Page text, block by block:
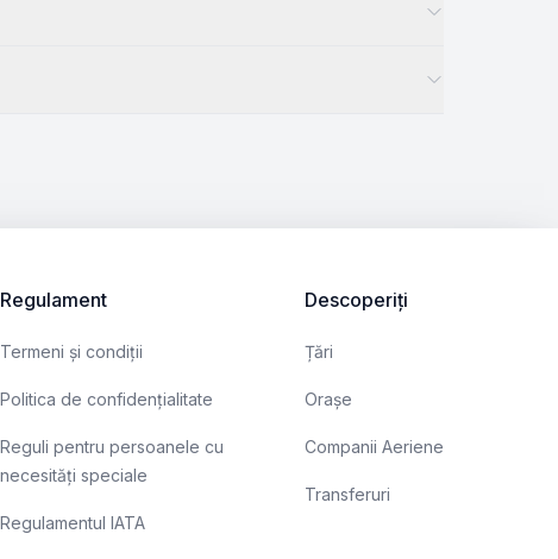
Regulament
Termeni și condiții
Politica de confidențialitate
Reguli pentru persoanele cu
necesități speciale
Regulamentul IATA
Descoperiți
Țări
Orașe
Companii Aeriene
Transferuri